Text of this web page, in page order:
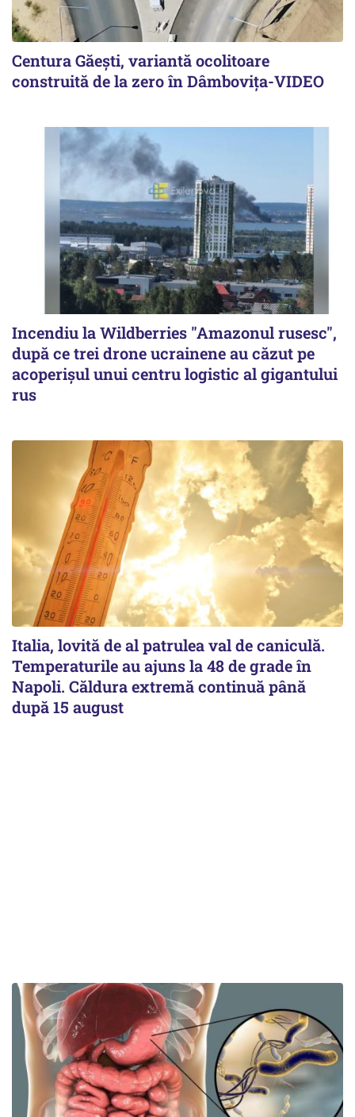
Centura Găești, variantă ocolitoare
construită de la zero în Dâmbovița-VIDEO
Incendiu la Wildberries "Amazonul rusesc",
după ce trei drone ucrainene au căzut pe
acoperişul unui centru logistic al gigantului
rus
Italia, lovită de al patrulea val de caniculă.
Temperaturile au ajuns la 48 de grade în
Napoli. Căldura extremă continuă până
după 15 august